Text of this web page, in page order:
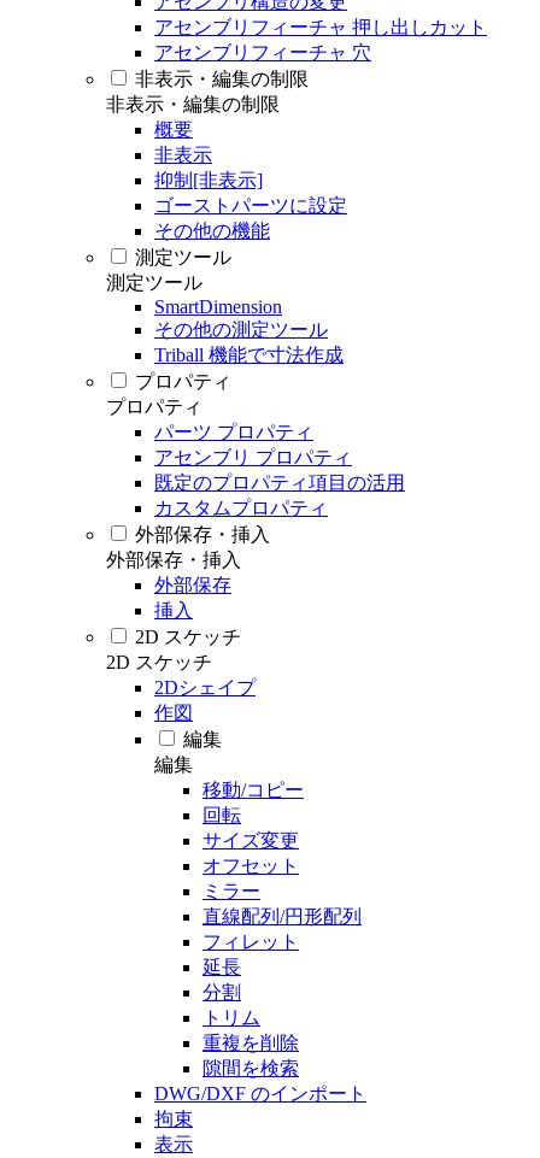
アセンブリフィーチャ 押し出しカット
アセンブリフィーチャ 穴
非表示・編集の制限
非表示・編集の制限
概要
非表示
抑制[非表示]
ゴーストパーツに設定
その他の機能
測定ツール
測定ツール
SmartDimension
その他の測定ツール
Triball 機能で寸法作成
プロパティ
プロパティ
パーツ プロパティ
アセンブリ プロパティ
既定のプロパティ項目の活用
カスタムプロパティ
外部保存・挿入
外部保存・挿入
外部保存
挿入
2D スケッチ
2D スケッチ
2Dシェイプ
作図
編集
編集
移動/コピー
回転
サイズ変更
オフセット
ミラー
直線配列/円形配列
フィレット
延長
分割
トリム
重複を削除
隙間を検索
DWG/DXF のインポート
拘束
表示